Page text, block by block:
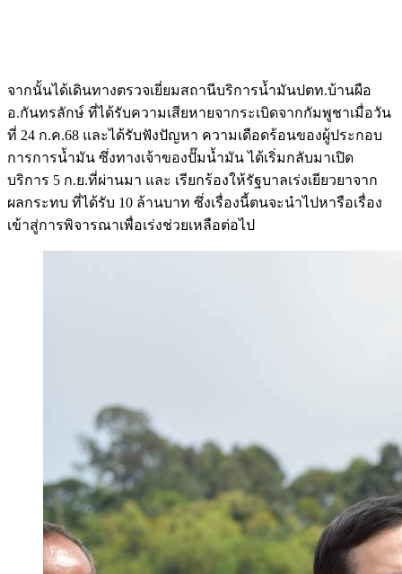
จากนั้นได้เดินทางตรวจเยี่ยมสถานีบริการน้ำมันปตท.บ้านผือ
อ.กันทรลักษ์ ที่ได้รับความเสียหายจากระเบิดจากกัมพูชาเมื่อวัน
ที่ 24 ก.ค.68 และได้รับฟังปัญหา ความเดือดร้อนของผู้ประกอบ
การการน้ำมัน ซึ่งทางเจ้าของปั๊มน้ำมัน ได้เริ่มกลับมาเปิด
บริการ 5 ก.ย.ที่ผ่านมา และ เรียกร้องให้รัฐบาลเร่งเยียวยาจาก
ผลกระทบ ที่ได้รับ 10 ล้านบาท ซึ่งเรื่องนี้ตนจะนำไปหารือเรื่อง
เข้าสู่การพิจารณาเพื่อเร่งช่วยเหลือต่อไป